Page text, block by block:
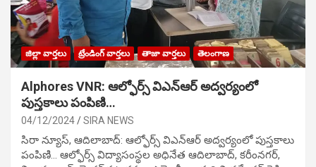
జిల్లా వార్తలు ట్రేండింగ్ వార్తలు తాజా వార్తలు తెలంగాణ
Alphores VNR: ఆల్ఫోర్స్ విఎన్ఆర్ అద్వర్యంలో
పుస్తకాలు పంపిణి…
04/12/2024 SIRA NEWS
సిరా న్యూస్, ఆదిలాబాద్: ఆల్ఫోర్స్ విఎన్ఆర్ అద్వర్యంలో పుస్తకాలు
పంపిణి… ఆల్ఫోర్స్ విద్యాసంస్థల అధినేత ఆదిలాబాద్, కరీంనగర్,